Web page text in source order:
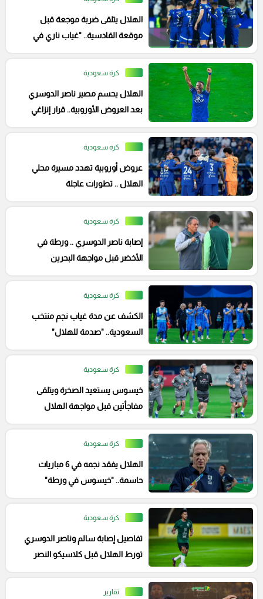
الهلال يتلقى ضربة موجعة قبل
موقعة القادسية.. "غياب ناري في
كرة سعودية
الهلال يحسم مصير ناصر الدوسري
بعد العروض الأوروبية.. قرار إنزاغي
كرة سعودية
عروض أوروبية تهدد مسيرة محلي
الهلال .. تطورات عاجلة
كرة سعودية
إصابة ناصر الدوسري .. ورطة في
الأخضر قبل مواجهة البحرين
كرة سعودية
الكشف عن مدة غياب نجم منتخب
السعودية.. "صدمة للهلال"
كرة سعودية
خيسوس يستعيد الصخرة ويتلقى
مفاجأتين قبل مواجهة الهلال
كرة سعودية
الهلال يفقد نجمه في 6 مباريات
حاسمة.. "خيسوس في ورطة"
كرة سعودية
تفاصيل إصابة سالم وناصر الدوسري
تورط الهلال قبل كلاسيكو النصر
تقارير